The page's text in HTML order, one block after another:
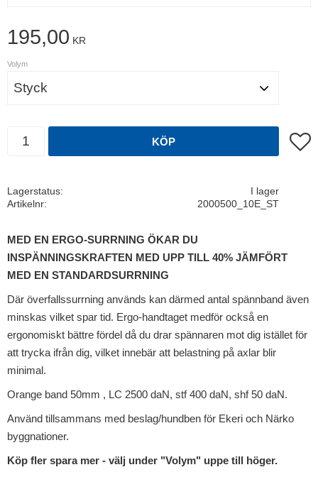
195,00 KR
Volym
KÖP Lägg
Lagerstatus
I lager
Artikelnr
2000500_10E_ST
MED EN ERGO-SURRNING ÖKAR DU
INSPÄNNINGSKRAFTEN MED UPP TILL 40% JÄMFÖRT
MED EN STANDARDSURRNING
Där överfallssurrning används kan därmed antal spännband även
minskas vilket spar tid. Ergo-handtaget medför också en
ergonomiskt bättre fördel då du drar spännaren mot dig istället för
att trycka ifrån dig, vilket innebär att belastning på axlar blir
minimal.
Orange band 50mm , LC 2500 daN, stf 400 daN, shf 50 daN.
Använd tillsammans med beslag/hundben för Ekeri och Närko
byggnationer.
Köp fler spara mer - välj under "Volym" uppe till höger.